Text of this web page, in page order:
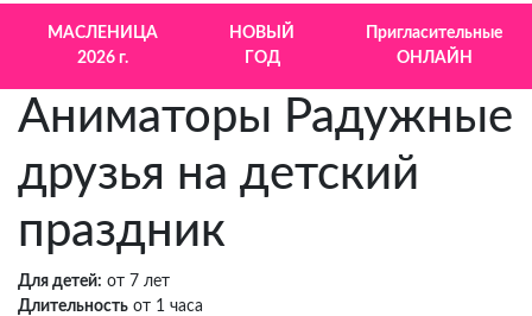
МАСЛЕНИЦА
2026 г.
НОВЫЙ
ГОД
Пригласительные
ОНЛАЙН
Аниматоры Радужные
друзья на детский
праздник
Для детей: от 7 лет
Длительность от 1 часа